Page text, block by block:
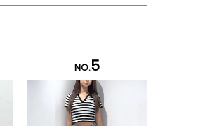
NO.5